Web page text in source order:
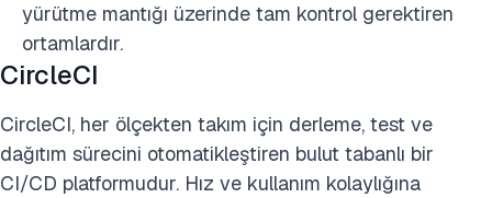
yürütme mantığı üzerinde tam kontrol gerektiren
ortamlardır.
CircleCI
CircleCI, her ölçekten takım için derleme, test ve
dağıtım sürecini otomatikleştiren bulut tabanlı bir
CI/CD platformudur. Hız ve kullanım kolaylığına